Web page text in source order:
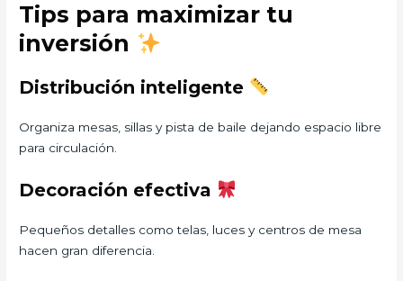
Tips para maximizar tu
inversión
Distribución inteligente
Organiza mesas, sillas y pista de baile dejando espacio libre
para circulación.
Decoración efectiva
Pequeños detalles como telas, luces y centros de mesa
hacen gran diferencia.